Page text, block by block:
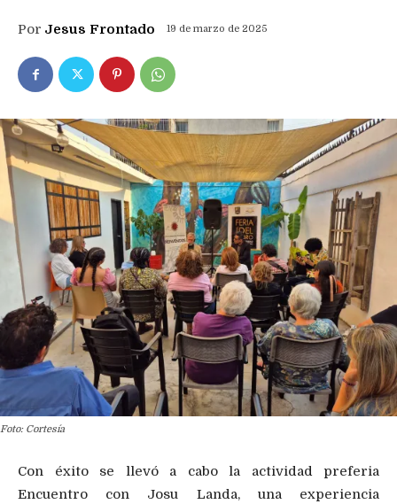
Por Jesus Frontado 19 de marzo de 2025
Foto: Cortesía
Con éxito se llevó a cabo la actividad preferia
Encuentro con Josu Landa, una experiencia